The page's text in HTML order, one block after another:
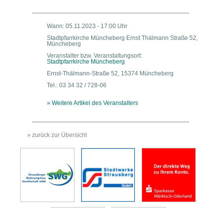
Wann: 05.11.2023 - 17:00 Uhr
Stadtpfarrkirche Müncheberg Ernst Thälmann Straße 52,
Müncheberg
Veranstalter bzw. Veranstaltungsort:
Stadtpfarrkirche Müncheberg
Ernst-Thälmann-Straße 52, 15374 Müncheberg
Tel.: 03 34 32 / 728-06
» Weitere Artikel des Veranstalters
» zurück zur Übersicht